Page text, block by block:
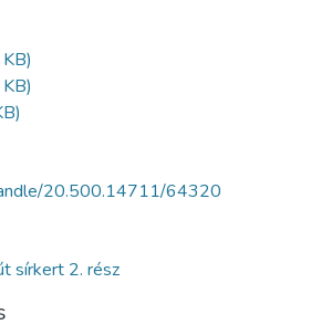
20.500.14711/64320
sírkert 2. rész